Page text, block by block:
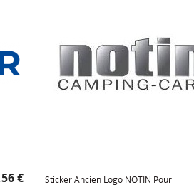
€
Sticker Ancien Logo NOTIN Pour